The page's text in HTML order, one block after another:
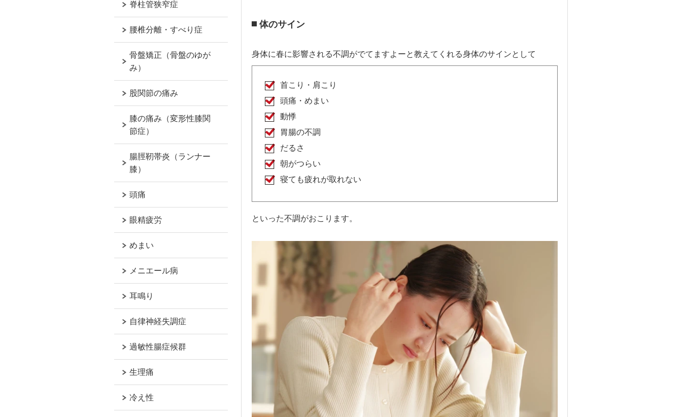
体のサイン
身体に春に影響される不調がでてますよーと教えてくれる身体のサインとして
首こり・肩こり
頭痛・めまい
動悸
胃腸の不調
だるさ
朝がつらい
寝ても疲れが取れない
といった不調がおこります。
脊柱管狭窄症
腰椎分離・すべり症
骨盤矯正（骨盤のゆが
み）
股関節の痛み
膝の痛み（変形性膝関
節症）
腸脛靭帯炎（ランナー
膝）
頭痛
眼精疲労
めまい
メニエール病
耳鳴り
自律神経失調症
過敏性腸症候群
生理痛
冷え性